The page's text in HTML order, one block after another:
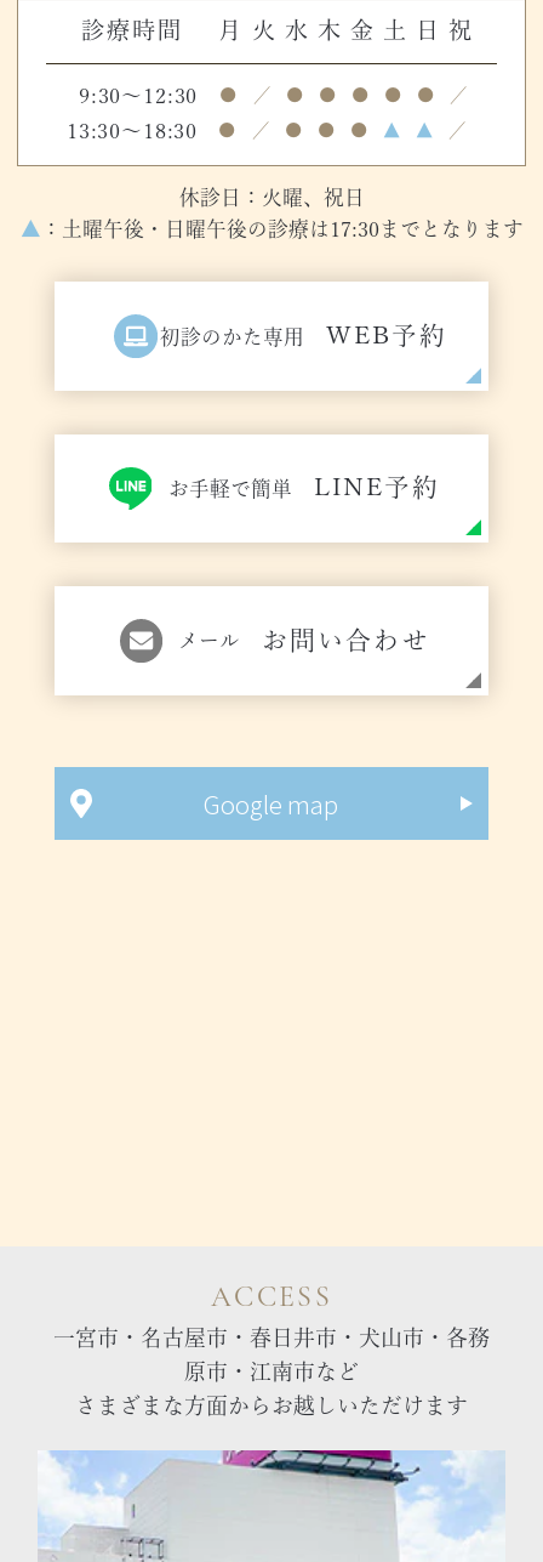
診療時間 月 火 水 木 金 土 日 祝
9:30～12:30 ● ／ ● ● ● ● ● ／
13:30～18:30 ● ／ ● ● ● ▲ ▲ ／
休診日：火曜、祝日
▲ ：土曜午後・日曜午後の診療は17:30までとなります
初診のかた専用 WEB予約
お手軽で簡単 LINE予約
メール お問い合わせ
Google map
ACCESS
一宮市・名古屋市・春日井市・犬山市・各務
原市・江南市など
さまざまな方面からお越しいただけます